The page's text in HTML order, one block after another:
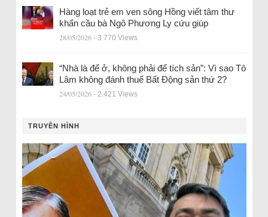
Hàng loạt trẻ em ven sông Hồng viết tâm thư
khẩn cầu bà Ngô Phương Ly cứu giúp
28/05/2026 - 3.770 Views
“Nhà là để ở, không phải để tích sản”: Vì sao Tô
Lâm không đánh thuế Bất Động sản thứ 2?
24/05/2026 - 2.421 Views
TRUYỀN HÌNH